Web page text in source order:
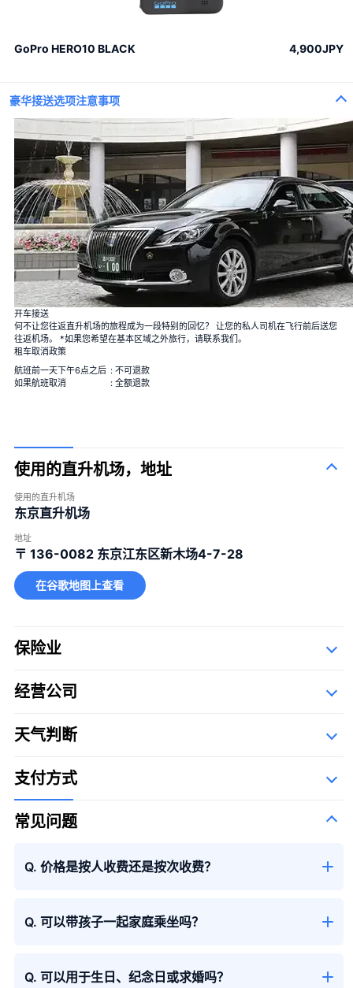
GoPro HERO10 BLACK 4,900JPY
100束玫瑰花
100%的爱
一束12朵玫瑰
婚姻
40束玫瑰
真爱
108束玫瑰
婚姻
99+1束玫瑰
1 飞行中＋99 降落后
100束玫瑰花
一束12朵玫瑰
108束玫瑰
婚姻
豪华接送选项注意事项
开车接送
何不让您往返直升机场的旅程成为一段特别的回忆？ 让您的私人司机在飞行前后送您
往返机场。 *如果您希望在基本区域之外旅行，请联系我们。
租车取消政策
航班前一天下午6点之后 : 不可退款
如果航班取消
: 全额退款
使用的直升机场，地址
使用的直升机场
东京直升机场
地址
〒 136-0082 东京江东区新木场4-7-28
在谷歌地图上查看
保险业
经营公司
The Syllabary Order
天气判断
支付方式
常见问题
Q. 价格是按人收费还是按次收费？
Q. 可以带孩子一起家庭乘坐吗？
Q. 可以用于生日、纪念日或求婚吗？